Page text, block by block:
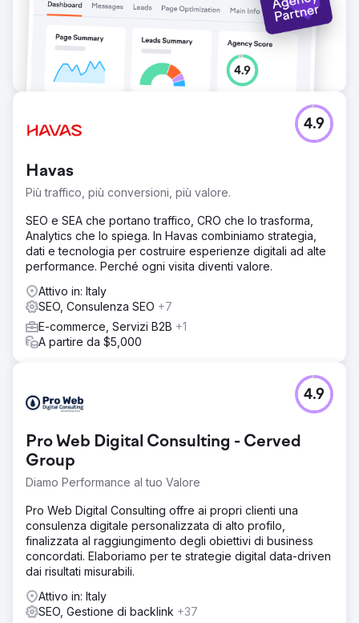
Havas
Più traffico, più conversioni, più valore.
4.9
SEO e SEA che portano traffico, CRO che lo trasforma,
Analytics che lo spiega. In Havas combiniamo strategia,
dati e tecnologia per costruire esperienze digitali ad alte
performance. Perché ogni visita diventi valore.
Attivo in: Italy
SEO, Consulenza SEO +7
E-commerce, Servizi B2B +1
A partire da $5,000
Pro Web Digital Consulting - Cerved
Group
Diamo Performance al tuo Valore
4.9
Pro Web Digital Consulting offre ai propri clienti una
consulenza digitale personalizzata di alto profilo,
finalizzata al raggiungimento degli obiettivi di business
concordati. Elaboriamo per te strategie digital data-driven
dai risultati misurabili.
Attivo in: Italy
SEO, Gestione di backlink +37